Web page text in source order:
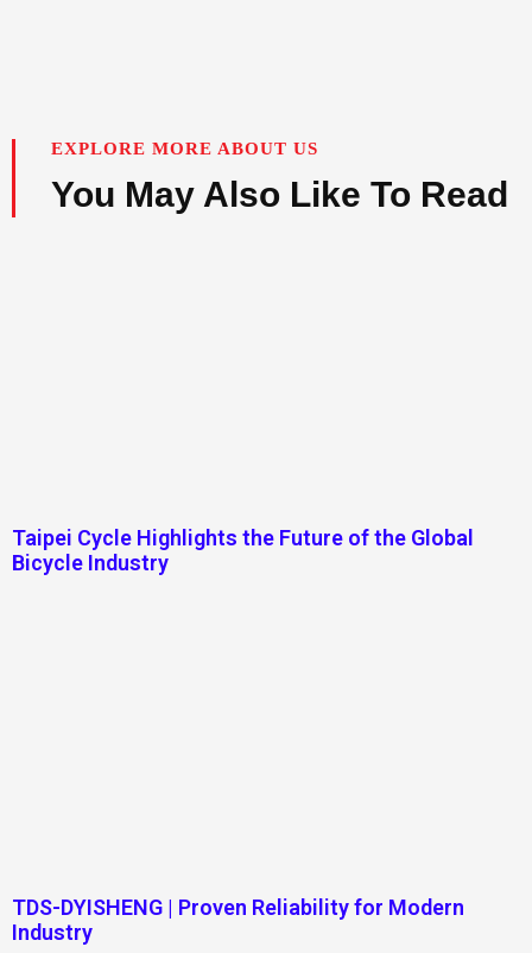
EXPLORE MORE ABOUT US
You May Also Like To Read
Taipei Cycle Highlights the Future of the Global
Bicycle Industry
TDS-DYISHENG | Proven Reliability for Modern
Industry